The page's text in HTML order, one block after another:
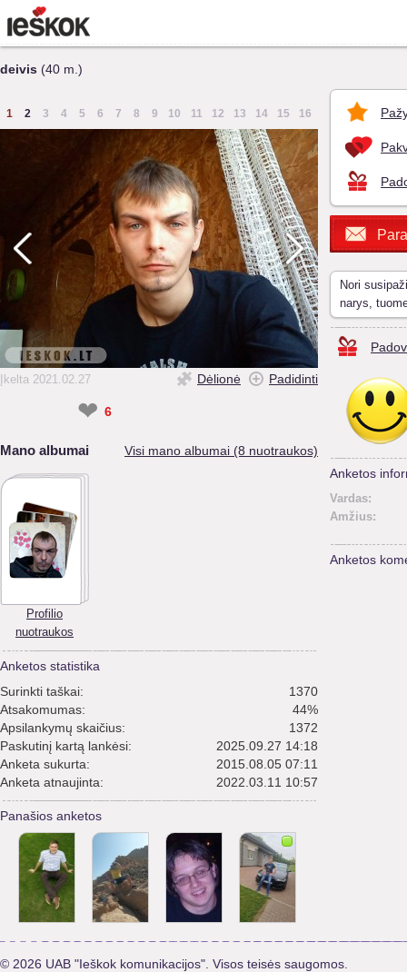
deivis (40 m.)
1 2 3 4 5 6 7 8 9 10 11 12 13 14 15 16
Įkelta 2021.02.27 Dėlionė Padidinti
❤ 6
Mano albumai Visi mano albumai (8 nuotraukos)
Profilio
nuotraukos
Anketos statistika
Surinkti taškai:
1370
Atsakomumas:
44%
Apsilankymų skaičius:
1372
Paskutinį kartą lankėsi:
2025.09.27 14:18
Anketa sukurta:
2015.08.05 07:11
Anketa atnaujinta:
2022.03.11 10:57
Panašios anketos
Nori
narys,
Anketos
Vardas:
Amžius:
Anketos
© 2026 UAB "Ieškok komunikacijos". Visos teisės saugomos.